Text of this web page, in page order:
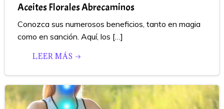
Aceites Florales Abrecaminos
Conozca sus numerosos beneficios, tanto en magia
como en sanción. Aquí, los […]
LEER MÁS